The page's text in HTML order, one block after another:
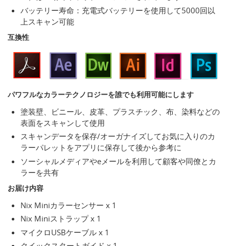
バッテリー寿命：充電式バッテリーを使用して5000回以
上スキャン可能
互換性
パワフルなカラーテクノロジーを誰でも利用可能にします
塗装壁、ビニール、皮革、プラスチック、布、染料などの
表面をスキャンして使用
スキャンデータを保存/オーガナイズしてお気に入りのカ
ラーパレットをアプリに保存して後から参考に
ソーシャルメディアやeメールを利用して顧客や同僚とカ
ラーを共有
お届け内容
Nix Miniカラーセンサー x 1
Nix Miniストラップ x 1
マイクロUSBケーブル x 1